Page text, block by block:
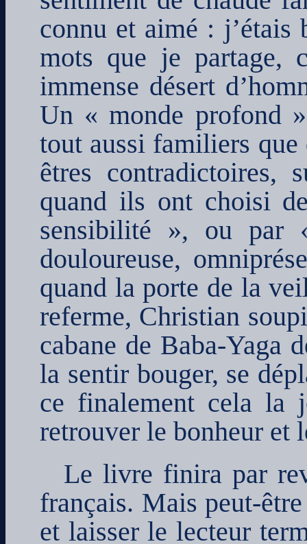
connu et aimé : j’étais
mots que je partage,
immense désert
Un « monde profond
tout aussi familiers
êtres contradictoires,
quand ils ont choisi
sensibilité », ou par
douloureuse,
quand la porte de la
referme, Christian
cabane de Baba-Yaga
la sentir bouger, se
ce finalement cela la
retrouver le bonheur et
Le livre finira par
français. Mais peut-
et laisser le lecteur